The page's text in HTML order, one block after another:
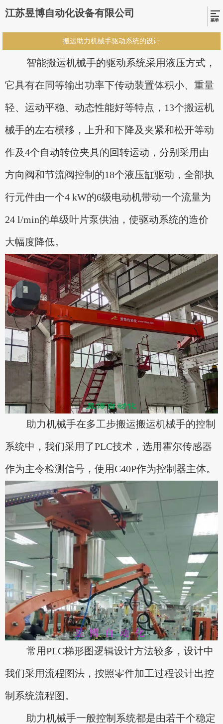
江苏昱博自动化设备有限公司
搬运助力机械手驱动系统的设计
智能搬运机械手的驱动系统采用液压方式，
它具有在同等输出功率下传动装置体积小、重量
轻、运动平稳、动态性能好等特点，13个搬运机
械手的左右横移，上升和下降及夹紧和松开等动
作及4个自动转位夹具的回转运动，分别采用由
方向阀和节流阀控制的18个液压缸驱动，全部执
行元件由一个4 kW的6级电动机带动一个流量为
24 l/min的单级叶片泵供油，使驱动系统的造价
大幅度降低。
助力机械手在多工步搬运搬运机械手的控制
系统中，我们采用了PLC技术，选用霍尔传感器
作为主令检测信号，使用C40P作为控制器主体。
常用PLC梯形图逻辑设计方法较多，设计中
我们采用流程图法，按照零件加工过程设计出控
制系统流程图。
助力机械手一般控制系统都是由若干个稳定